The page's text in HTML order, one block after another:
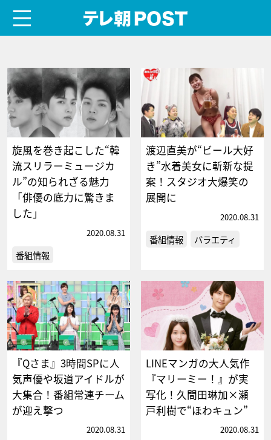
旋風を巻き起こした“韓
流スリラーミュージカ
ル”の知られざる魅力
「俳優の底力に驚きま
した」
2020.08.31
番組情報
渡辺直美が“ビール大好
き”水着美女に斬新な提
案！スタジオ大爆笑の
展開に
2020.08.31
番組情報 バラエティ
『Qさま』3時間SPに人
気声優や坂道アイドルが
大集合！番組常連チーム
が迎え撃つ
2020.08.31
LINEマンガの大人気作
『マリーミー！』が実
写化！久間田琳加×瀬
戸利樹で“ほわキュン”
2020.08.31